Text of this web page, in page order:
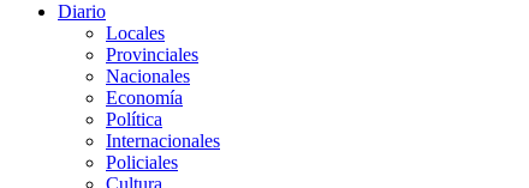
Diario
Locales
Provinciales
Nacionales
Economía
Política
Internacionales
Policiales